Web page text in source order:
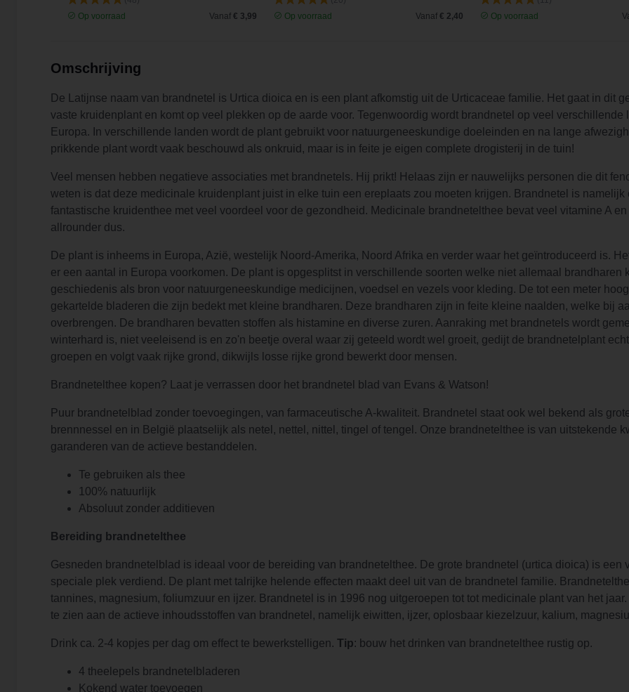
Op voorraad
Vanaf € 3,99
Op voorraad
Vanaf € 2,40
Op voorraad
Omschrijving
De Latijnse naam van brandnetel is Urtica dioica en is een plant afkomstig uit de Urticaceae familie. Het gaat in dit
vaste kruidenplant en komt op veel plekken op de aarde voor. Tegenwoordig wordt brandnetel op veel
Europa. In verschillende landen wordt de plant gebruikt voor natuurgeneeskundige doeleinden en na lange
prikkende plant wordt vaak beschouwd als onkruid, maar is in feite je eigen complete drogisterij in de tuin!
Veel mensen hebben negatieve associaties met brandnetels. Hij prikt! Helaas zijn er nauwelijks personen die dit
weten is dat deze medicinale kruidenplant juist in elke tuin een ereplaats zou moeten krijgen. Brandnetel is
fantastische kruidenthee met veel voordeel voor de gezondheid. Medicinale brandnetelthee bevat veel vitamine A
allrounder dus.
De plant is inheems in Europa, Azië, westelijk Noord-Amerika, Noord Afrika en verder waar het geïntroduceerd is.
er een aantal in Europa voorkomen. De plant is opgesplitst in verschillende soorten welke niet allemaal brandharen
geschiedenis als bron voor natuurgeneeskundige medicijnen, voedsel en vezels voor kleding. De tot een meter
gekartelde bladeren die zijn bedekt met kleine brandharen. Deze brandharen zijn in feite kleine naalden, welke bij
overbrengen. De brandharen bevatten stoffen als histamine en diverse zuren. Aanraking met brandnetels wordt
winterhard is, niet veeleisend is en zo'n beetje overal waar zij geteeld wordt wel groeit, gedijt de brandnetelplant
groepen en volgt vaak rijke grond, dikwijls losse rijke grond bewerkt door mensen.
Brandnetelthee kopen? Laat je verrassen door het brandnetel blad van Evans & Watson!
Puur brandnetelblad zonder toevoegingen, van farmaceutische A-kwaliteit. Brandnetel staat ook wel bekend als
brennnessel en in België plaatselijk als netel, nettel, nittel, tingel of tengel. Onze brandnetelthee is van uitstekende
garanderen van de actieve bestanddelen.
Te gebruiken als thee
100% natuurlijk
Absoluut zonder additieven
Bereiding brandnetelthee
Gesneden brandnetelblad is ideaal voor de bereiding van brandnetelthee. De grote brandnetel (urtica dioica) is
speciale plek verdiend. De plant met talrijke helende effecten maakt deel uit van de brandnetel familie.
tannines, magnesium, foliumzuur en ijzer. Brandnetel is in 1996 nog uitgeroepen tot tot medicinale plant van het
te zien aan de actieve inhoudsstoffen van brandnetel, namelijk eiwitten, ijzer, oplosbaar kiezelzuur, kalium,
Drink ca. 2-4 kopjes per dag om effect te bewerkstelligen. Tip: bouw het drinken van brandnetelthee rustig op.
4 theelepels brandnetelbladeren
Kokend water toevoegen